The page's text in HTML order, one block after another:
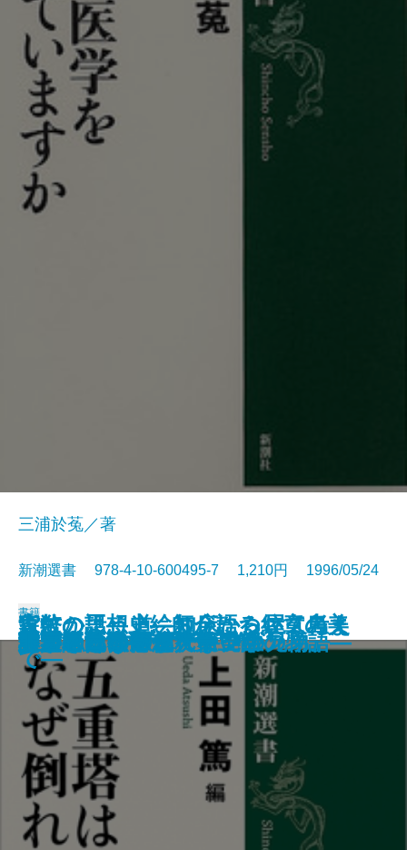
慰安婦と戦場の性
秘伝 中学入試国語読解法
家紋の話―上絵師が語る紋章の美
―
現代史の中で考える
貨幣の思想史―お金について考え
た人びと―
世界史の中から考える
漱石とその時代 第四部
いのちの文化人類学
禅がわかる本
東洋医学を知っていますか
三浦於菟／著
新潮選書 978-4-10-600495-7 1,210円 1996/05/24
書籍
五重塔はなぜ倒れないか
科学者とは何か
森にかよう道―知床から屋久島ま
で―
天才の勉強術
漱石とその時代 第三部
卵が私になるまで―発生の物語―
分類という思想
謎とき『カラマーゾフの兄弟』
大人のための偉人伝
非言語コミュニケーション